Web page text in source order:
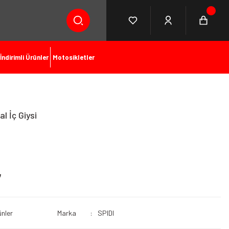
İndirimli Ürünler Motosikletler
İç Giysi
Marka SPIDI